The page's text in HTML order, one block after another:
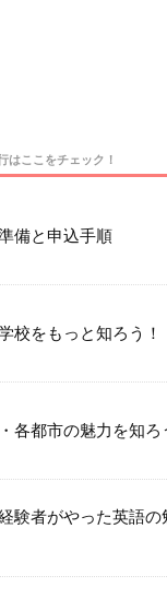
はここをチェック！
備と申込手順
校をもっと知ろう！
各都市の魅力を知ろ
験者がやった英語の